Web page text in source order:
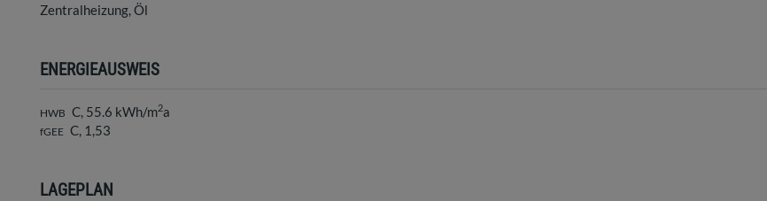
Zentralheizung Öl
ENERGIEAUSWEIS
HWB C, 55.6 kWh/m2a
fGEE C, 1,53
LAGEPLAN